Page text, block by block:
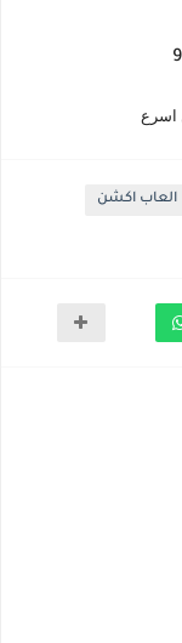
اسرع
العاب اكشن